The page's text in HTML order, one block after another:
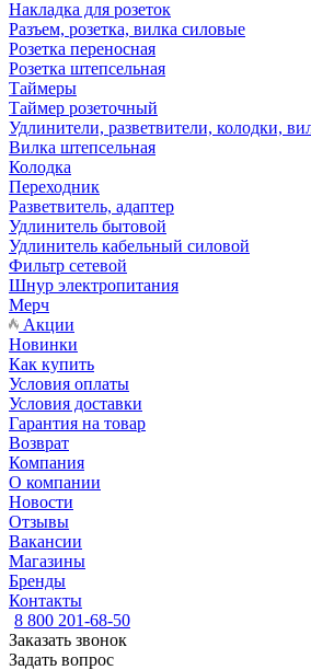
Накладка для розеток
Разъем, розетка, вилка силовые
Розетка переносная
Розетка штепсельная
Таймеры
Таймер розеточный
Удлинители, разветвители, колодки,
Вилка штепсельная
Колодка
Переходник
Разветвитель, адаптер
Удлинитель бытовой
Удлинитель кабельный силовой
Фильтр сетевой
Шнур электропитания
Мерч
Акции
Новинки
Как купить
Условия оплаты
Условия доставки
Гарантия на товар
Возврат
Компания
О компании
Новости
Отзывы
Вакансии
Магазины
Бренды
Контакты
8 800 201-68-50
Заказать звонок
Задать вопрос